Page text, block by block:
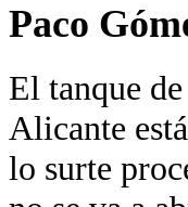
Paco
El tanque
Alicante
lo surte